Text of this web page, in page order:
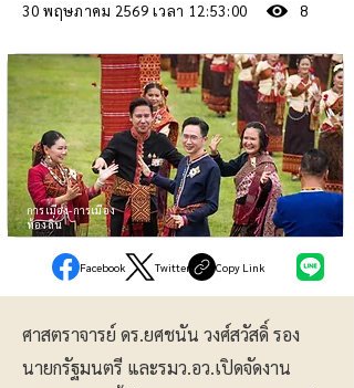
30 พฤษภาคม 2569 เวลา 12:53:00 8
การเมือง-การเมือง
ท้องถิ่น
Facebook Twitter Copy Link
ศาสตราจารย์ ดร.ยศชนัน วงศ์สวัสดิ์ รอง
นายกรัฐมนตรี และรมว.อว.เปิดจัดงาน